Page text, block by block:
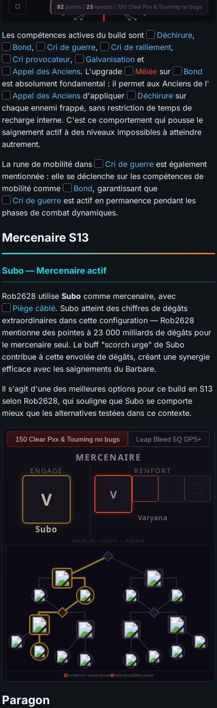
Les compétences actives du build sont Déchirure,
Bond, Cri de guerre, Cri de ralliement,
Cri provocateur, Galvanisation et
Appel des Anciens. L'upgrade Mêlée sur
Bond
est absolument fondamental : il permet aux Anciens de l'
Appel des Anciens d'appliquer Déchirure sur
chaque ennemi frappé, sans restriction de temps de
recharge interne. C'est ce comportement qui pousse le
saignement actif à des niveaux impossibles à atteindre
autrement.
La rune de mobilité dans Cri de guerre est également
mentionnée : elle se déclenche sur les compétences de
mobilité comme
Bond, garantissant que
Cri de guerre est actif en permanence pendant les
phases de combat dynamiques.
Mercenaire S13
Subo — Mercenaire actif
Rob2628 utilise Subo comme mercenaire, avec
Piège câblé. Subo atteint des chiffres de dégâts
extraordinaires dans cette configuration — Rob2628
mentionne des pointes à 23 000 milliards de dégâts pour
le mercenaire seul. Le buff "scorch urge" de Subo
contribue à cette envolée de dégâts, créant une synergie
efficace avec les saignements du Barbare.
Il s'agit d'une des meilleures options pour ce build en S13
selon Rob2628, qui souligne que Subo se comporte
mieux que les alternatives testées dans ce contexte.
Paragon